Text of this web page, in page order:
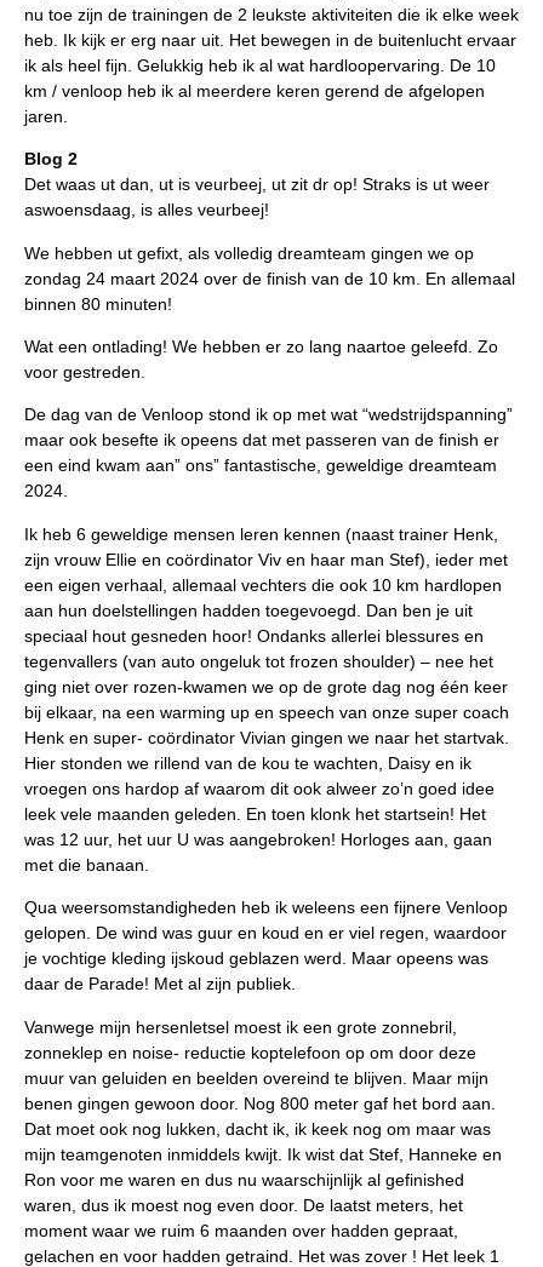
nu toe zijn de trainingen de 2 leukste aktiviteiten die ik elke week
heb. Ik kijk er erg naar uit. Het bewegen in de buitenlucht ervaar
ik als heel fijn. Gelukkig heb ik al wat hardloopervaring. De 10
km / venloop heb ik al meerdere keren gerend de afgelopen
jaren.
Blog 2
Det waas ut dan, ut is veurbeej, ut zit dr op! Straks is ut weer
aswoensdaag, is alles veurbeej!
We hebben ut gefixt, als volledig dreamteam gingen we op
zondag 24 maart 2024 over de finish van de 10 km. En allemaal
binnen 80 minuten!
Wat een ontlading! We hebben er zo lang naartoe geleefd. Zo
voor gestreden.
De dag van de Venloop stond ik op met wat “wedstrijdspanning”
maar ook besefte ik opeens dat met passeren van de finish er
een eind kwam aan” ons” fantastische, geweldige dreamteam
2024.
Ik heb 6 geweldige mensen leren kennen (naast trainer Henk,
zijn vrouw Ellie en coördinator Viv en haar man Stef), ieder met
een eigen verhaal, allemaal vechters die ook 10 km hardlopen
aan hun doelstellingen hadden toegevoegd. Dan ben je uit
speciaal hout gesneden hoor! Ondanks allerlei blessures en
tegenvallers (van auto ongeluk tot frozen shoulder) – nee het
ging niet over rozen-kwamen we op de grote dag nog één keer
bij elkaar, na een warming up en speech van onze super coach
Henk en super- coördinator Vivian gingen we naar het startvak.
Hier stonden we rillend van de kou te wachten, Daisy en ik
vroegen ons hardop af waarom dit ook alweer zo’n goed idee
leek vele maanden geleden. En toen klonk het startsein! Het
was 12 uur, het uur U was aangebroken! Horloges aan, gaan
met die banaan.
Qua weersomstandigheden heb ik weleens een fijnere Venloop
gelopen. De wind was guur en koud en er viel regen, waardoor
je vochtige kleding ijskoud geblazen werd. Maar opeens was
daar de Parade! Met al zijn publiek.
Vanwege mijn hersenletsel moest ik een grote zonnebril,
zonneklep en noise- reductie koptelefoon op om door deze
muur van geluiden en beelden overeind te blijven. Maar mijn
benen gingen gewoon door. Nog 800 meter gaf het bord aan.
Dat moet ook nog lukken, dacht ik, ik keek nog om maar was
mijn teamgenoten inmiddels kwijt. Ik wist dat Stef, Hanneke en
Ron voor me waren en dus nu waarschijnlijk al gefinished
waren, dus ik moest nog even door. De laatst meters, het
moment waar we ruim 6 maanden over hadden gepraat,
gelachen en voor hadden getraind. Het was zover ! Het leek 1